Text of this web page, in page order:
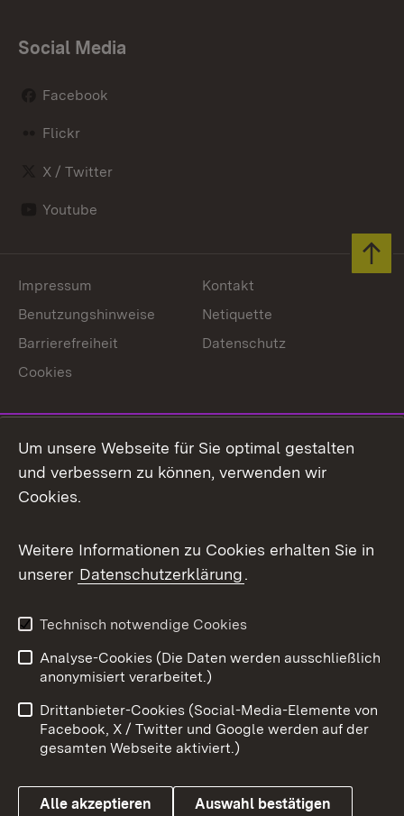
Social Media
Facebook
Flickr
X / Twitter
Youtube
Link zum Landesportal
Impressum
Kontakt
Benutzungshinweise
Netiquette
Barrierefreiheit
Datenschutz
Cookies
Um unsere Webseite für Sie optimal gestalten
und verbessern zu können, verwenden wir
Cookies.
Weitere Informationen zu Cookies erhalten Sie in
unserer Datenschutzerklärung.
Technisch notwendige Cookies
Analyse-Cookies (Die Daten werden ausschließlich
anonymisiert verarbeitet.)
Drittanbieter-Cookies (Social-Media-Elemente von
Facebook, X / Twitter und Google werden auf der
gesamten Webseite aktiviert.)
Alle akzeptieren Auswahl bestätigen